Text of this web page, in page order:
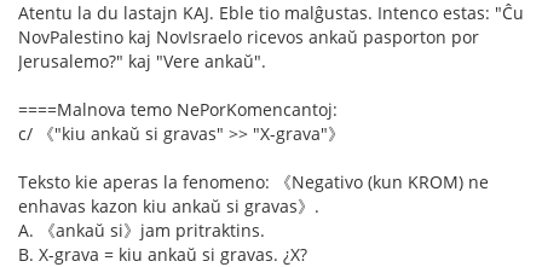
Atentu la du lastajn KAJ. Eble tio malĝustas. Intenco estas: "Ĉu
NovPalestino kaj NovIsraelo ricevos ankaŭ pasporton por
Jerusalemo?" kaj "Vere ankaŭ".
====Malnova temo NePorKomencantoj:
c/ 《"kiu ankaŭ si gravas" >> "X-grava"》
Teksto kie aperas la fenomeno: 《Negativo (kun KROM) ne
enhavas kazon kiu ankaŭ si gravas》.
A. 《ankaŭ si》jam pritraktins.
B. X-grava = kiu ankaŭ si gravas. ¿X?